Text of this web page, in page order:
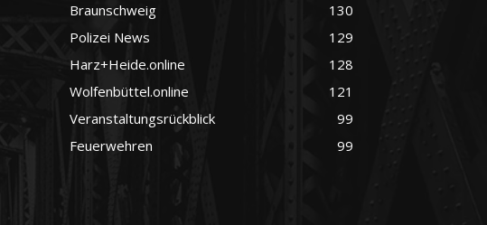
Braunschweig
130
Polizei News
129
Harz+Heide.online
128
Wolfenbüttel.online
121
Veranstaltungsrückblick
99
Feuerwehren
99